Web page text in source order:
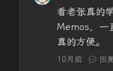
看老张真的
Memos，一
真的方便。
10月前 回复